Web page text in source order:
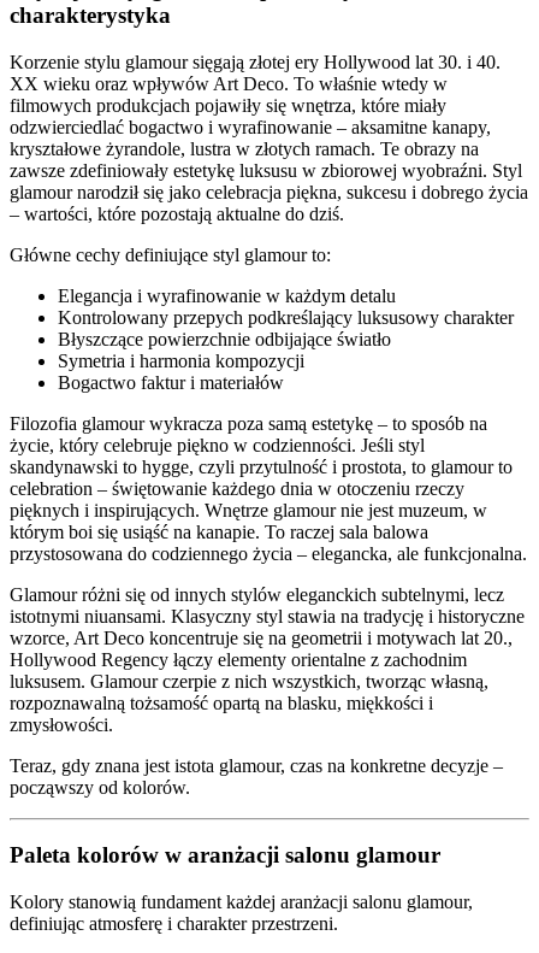
charakterystyka
Korzenie stylu glamour sięgają złotej ery Hollywood lat 30. i 40.
XX wieku oraz wpływów Art Deco. To właśnie wtedy w
filmowych produkcjach pojawiły się wnętrza, które miały
odzwierciedlać bogactwo i wyrafinowanie – aksamitne kanapy,
kryształowe żyrandole, lustra w złotych ramach. Te obrazy na
zawsze zdefiniowały estetykę luksusu w zbiorowej wyobraźni. Styl
glamour narodził się jako celebracja piękna, sukcesu i dobrego życia
– wartości, które pozostają aktualne do dziś.
Główne cechy definiujące styl glamour to:
Elegancja i wyrafinowanie w każdym detalu
Kontrolowany przepych podkreślający luksusowy charakter
Błyszczące powierzchnie odbijające światło
Symetria i harmonia kompozycji
Bogactwo faktur i materiałów
Filozofia glamour wykracza poza samą estetykę – to sposób na
życie, który celebruje piękno w codzienności. Jeśli styl
skandynawski to hygge, czyli przytulność i prostota, to glamour to
celebration – świętowanie każdego dnia w otoczeniu rzeczy
pięknych i inspirujących. Wnętrze glamour nie jest muzeum, w
którym boi się usiąść na kanapie. To raczej sala balowa
przystosowana do codziennego życia – elegancka, ale funkcjonalna.
Glamour różni się od innych stylów eleganckich subtelnymi, lecz
istotnymi niuansami. Klasyczny styl stawia na tradycję i historyczne
wzorce, Art Deco koncentruje się na geometrii i motywach lat 20.,
Hollywood Regency łączy elementy orientalne z zachodnim
luksusem. Glamour czerpie z nich wszystkich, tworząc własną,
rozpoznawalną tożsamość opartą na blasku, miękkości i
zmysłowości.
Teraz, gdy znana jest istota glamour, czas na konkretne decyzje –
począwszy od kolorów.
Paleta kolorów w aranżacji salonu glamour
Kolory stanowią fundament każdej aranżacji salonu glamour,
definiując atmosferę i charakter przestrzeni.